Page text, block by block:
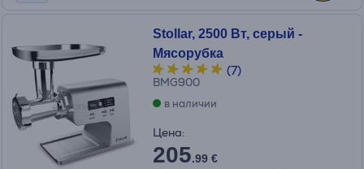
Stollar, 2500 Вт, серый -
Мясорубка
(7)
BMG900
в наличии
Цена:
205.99 €